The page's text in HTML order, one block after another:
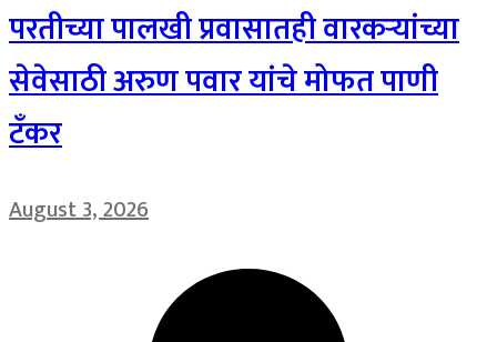
परतीच्या पालखी प्रवासातही वारकऱ्यांच्या
सेवेसाठी अरुण पवार यांचे मोफत पाणी
टँकर
August 3, 2026